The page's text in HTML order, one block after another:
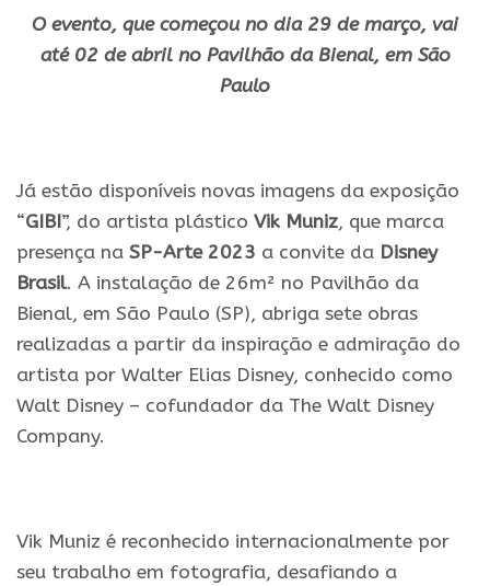
O evento, que começou no dia 29 de março, vai
até 02 de abril no Pavilhão da Bienal, em São
Paulo
Já estão disponíveis novas imagens da exposição
“GIBI”, do artista plástico Vik Muniz, que marca
presença na SP-Arte 2023 a convite da Disney
Brasil. A instalação de 26m² no Pavilhão da
Bienal, em São Paulo (SP), abriga sete obras
realizadas a partir da inspiração e admiração do
artista por Walter Elias Disney, conhecido como
Walt Disney – cofundador da The Walt Disney
Company.
Vik Muniz é reconhecido internacionalmente por
seu trabalho em fotografia, desafiando a